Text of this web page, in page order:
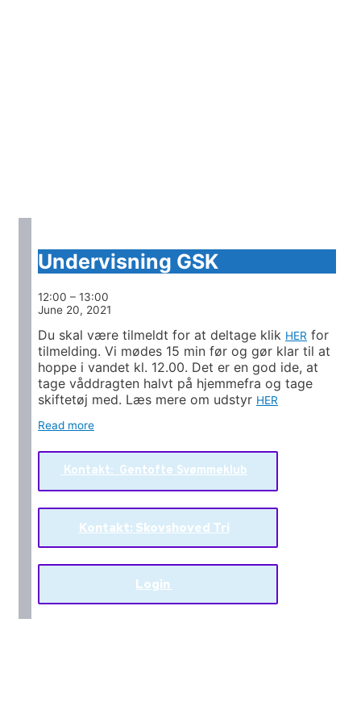
Undervisning GSK
12:00 – 13:00
June 20, 2021
Du skal være tilmeldt for at deltage klik HER for
tilmelding. Vi mødes 15 min før og gør klar til at
hoppe i vandet kl. 12.00. Det er en god ide, at
tage våddragten halvt på hjemmefra og tage
skiftetøj med. Læs mere om udstyr HER
Read more
Kontakt: Gentofte Svømmeklub
Kontakt: Skovshoved Tri
Login